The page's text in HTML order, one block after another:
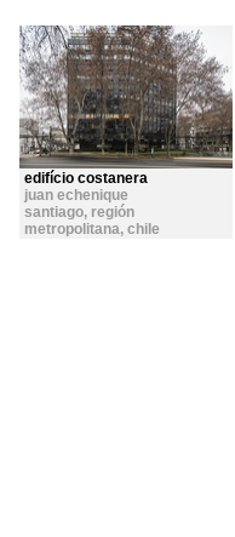
edifício costanera
juan echenique
santiago, región
metropolitana, chile